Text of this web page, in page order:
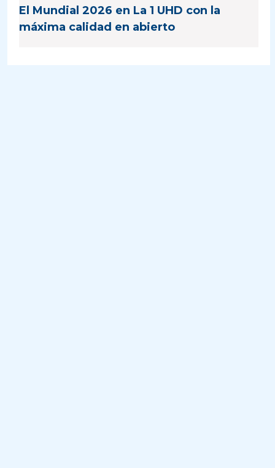
El Mundial 2026 en La 1 UHD con la
máxima calidad en abierto